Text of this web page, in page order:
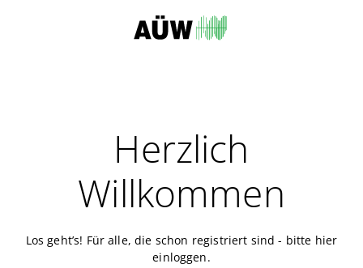
Herzlich
Willkommen
Los geht’s! Für alle, die schon registriert sind - bitte hier
einloggen.